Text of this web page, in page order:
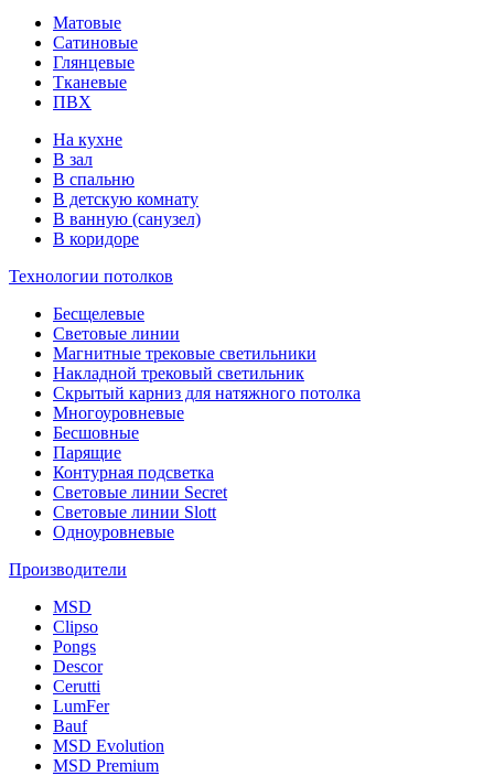
Матовые
Сатиновые
Глянцевые
Тканевые
ПВХ
На кухне
В зал
В спальню
В детскую комнату
В ванную (санузел)
В коридоре
Технологии потолков
Бесщелевые
Световые линии
Магнитные трековые светильники
Накладной трековый светильник
Скрытый карниз для натяжного потолка
Многоуровневые
Бесшовные
Парящие
Контурная подсветка
Световые линии Secret
Световые линии Slott
Одноуровневые
Производители
MSD
Clipso
Pongs
Descor
Cerutti
LumFer
Bauf
MSD Evolution
MSD Premium